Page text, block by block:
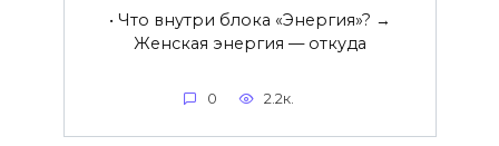
• Что внутри блока «Энергия»? →
Женская энергия — откуда
0 2.2к.